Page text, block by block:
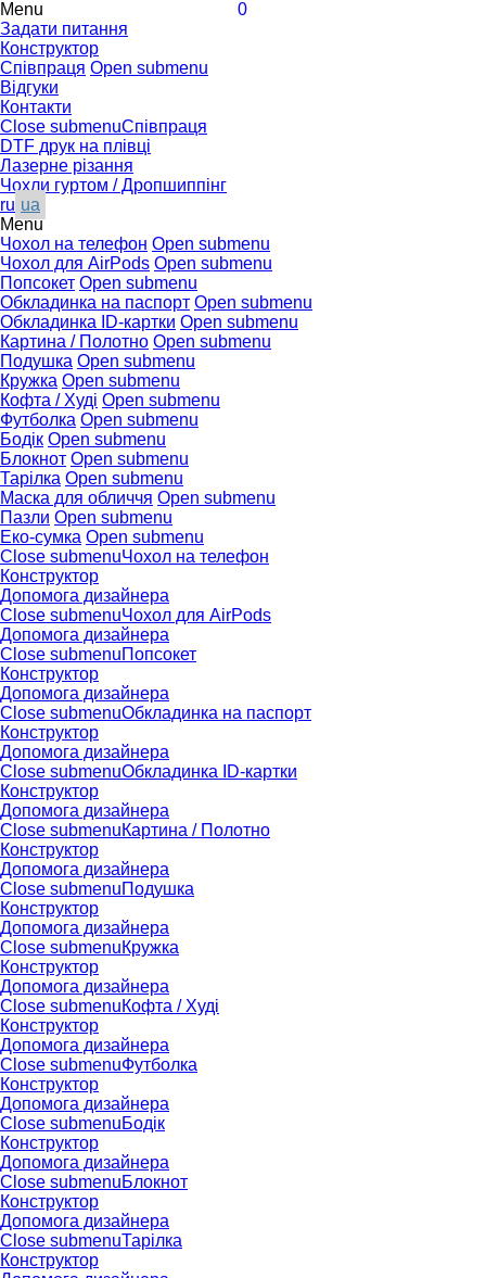
Menu
Задати питання
Конструктор
Співпраця Open submenu
Відгуки
Контакти
Close submenuСпівпраця
DTF друк на плівці
Лазерне різання
Чохли гуртом / Дропшиппінг
ru ua
Menu
Чохол на телефон Open submenu
Чохол для AirPods Open submenu
Попсокет Open submenu
Обкладинка на паспорт Open submenu
Обкладинка ID-картки Open submenu
Картина / Полотно Open submenu
Подушка Open submenu
Кружка Open submenu
Кофта / Худі Open submenu
Футболка Open submenu
Бодік Open submenu
Блокнот Open submenu
Тарілка Open submenu
Маска для обличчя Open submenu
Пазли Open submenu
Еко-сумка Open submenu
Close submenuЧохол на телефон
Конструктор
Допомога дизайнера
Close submenuЧохол для AirPods
Допомога дизайнера
Close submenuПопсокет
Конструктор
Допомога дизайнера
Close submenuОбкладинка на паспорт
Конструктор
Допомога дизайнера
Close submenuОбкладинка ID-картки
Конструктор
Допомога дизайнера
Close submenuКартина / Полотно
Конструктор
Допомога дизайнера
Close submenuПодушка
Конструктор
Допомога дизайнера
Close submenuКружка
Конструктор
Допомога дизайнера
Close submenuКофта / Худі
Конструктор
Допомога дизайнера
Close submenuФутболка
Конструктор
Допомога дизайнера
Close submenuБодік
Конструктор
Допомога дизайнера
Close submenuБлокнот
Конструктор
Допомога дизайнера
Close submenuТарілка
Конструктор
0